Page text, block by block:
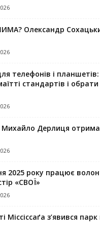
Олександр
телефонів і
стандартів і обрати
Михайло Дерлиця
2025 року працює
«СВОЇ»
Міссіссаґа з’явився